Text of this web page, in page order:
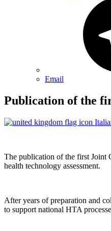
Email
Publication of the
The publication of the first Joint
health technology assessment.
After years of preparation and
to support national HTA